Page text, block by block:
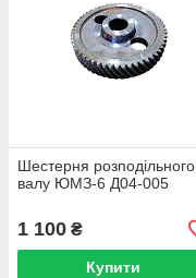
Шестерня розподільного
валу ЮМЗ-6 Д04-005
1 100 ₴
Купити